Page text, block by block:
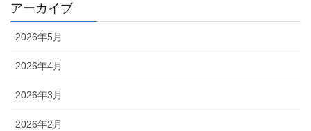
アーカイブ
2026年5月
2026年4月
2026年3月
2026年2月